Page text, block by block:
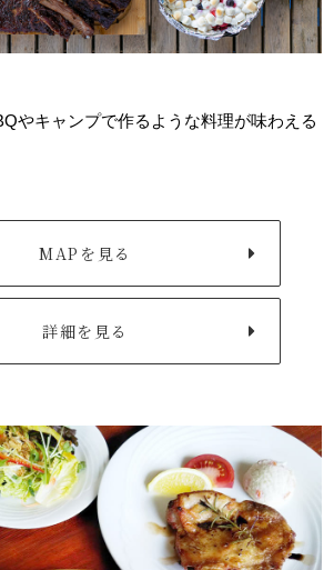
やキャンプで作るような料理が味わえる
MAPを見る
詳細を見る